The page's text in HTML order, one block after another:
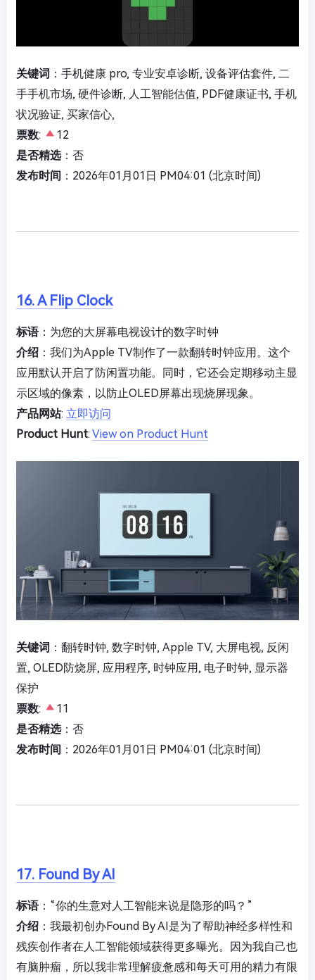
关键词 ：手机健康 pro, 专业安卓诊断, 设备评估套件, 二
手手机市场, 硬件诊断, 人工智能估值, PDF健康证书, 手机
状况验证, 买家信心,
票数:
12
是否精选：否
发布时间 ：2026年01月01日 PM04:01 (北京时间)
16. A Flip Clock
标语：为您的大屏幕电视设计的数字时钟
介绍 ：我们为Apple TV制作了一款翻转时钟应用。这个
应用默认开启了防闲置功能。同时，它还会定期移动主显
示区域的像素，以防止OLED屏幕出现烧屏现象。
产品网站: 立即访问
Product Hunt: View on Product Hunt
关键词 ：翻转时钟, 数字时钟, Apple TV, 大屏电视, 反闲
置, OLED防烧屏, 应用程序, 时钟应用, 电子时钟, 显示器
保护
票数:
11
是否精选：否
发布时间 ：2026年01月01日 PM04:01 (北京时间)
17. Found By AI
标语：“你的生意对人工智能来说是隐形的吗？”
介绍 ：我最初创办Found By AI是为了帮助神经多样性和
残疾创作者在人工智能领域获得更多曝光。因为我自己也
有脑肿瘤，所以我非常理解疲惫感和每天可用的精力有限